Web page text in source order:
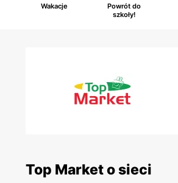
Wakacje
Powrót do
szkoły!
Top Market o sieci